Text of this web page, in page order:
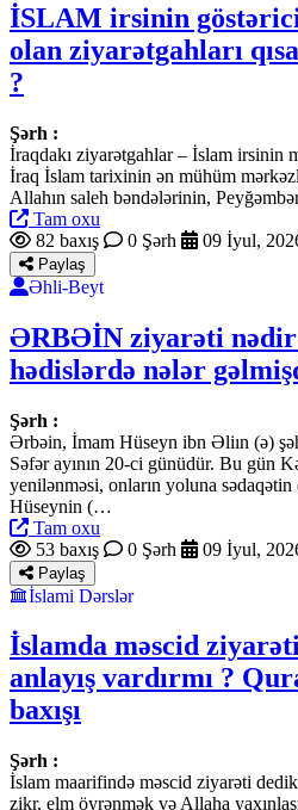
İSLAM irsinin
olan ziyarətgahları
?
Şərh :
İraqdakı ziyarətgahlar – İslam irsinin
İraq İslam tarixinin ən mühüm
Allahın saleh bəndələrinin,
Tam oxu
82 baxış
0 Şərh 09 İyul,
Paylaş
Əhli-Beyt
ƏRBƏİN ziyarəti nədir
hədislərdə nələr
Şərh :
Ərbəin, İmam Hüseyn ibn Əliın (ə)
Səfər ayının 20-ci günüdür. Bu gün
yenilənməsi, onların yoluna
Hüseynin (…
Tam oxu
53 baxış
0 Şərh 09 İyul,
Paylaş
İslami Dərslər
İslamda məscid
anlayış vardırmı ?
baxışı
Şərh :
İslam maarifində məscid ziyarəti
zikr, elm öyrənmək və Allaha